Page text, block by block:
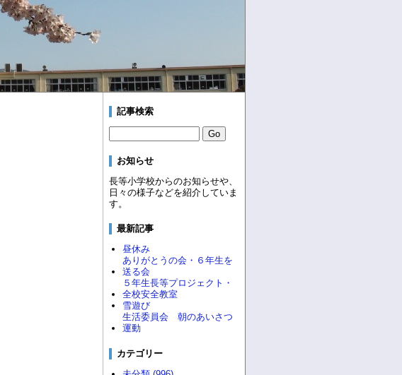
記事検索
お知らせ
長等小学校からのお知らせや、
日々の様子などを紹介していま
す。
最新記事
昼休み
ありがとうの会・６年生を
送る会
５年生長等プロジェクト・
全校安全教室
雪遊び
生活委員会 朝のあいさつ
運動
カテゴリー